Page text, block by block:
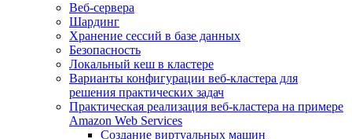
Веб-сервера
Шардинг
Хранение сессий в базе данных
Безопасность
Локальный кеш в кластере
Варианты конфигурации веб-кластера для
решения практических задач
Практическая реализация веб-кластера на примере
Amazon Web Services
Создание виртуальных машин